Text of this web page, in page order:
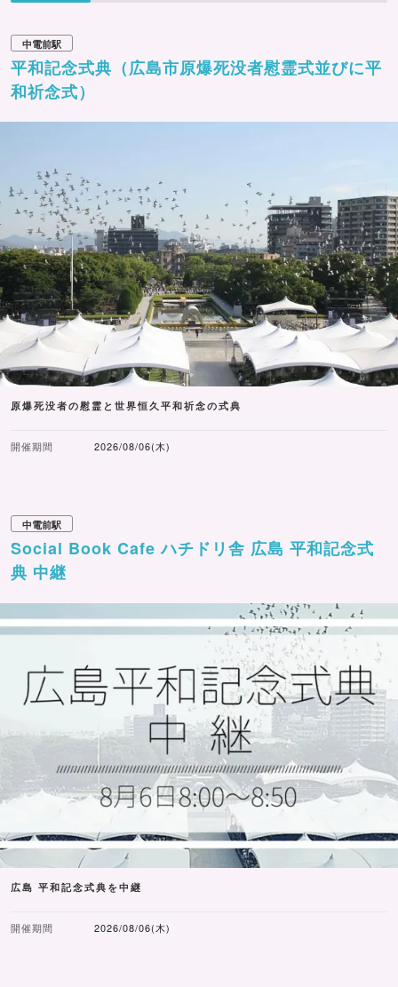
中電前駅
平和記念式典（広島市原爆死没者慰霊式並びに平
和祈念式）
原爆死没者の慰霊と世界恒久平和祈念の式典
開催期間 2026/08/06(木)
中電前駅
Social Book Cafe ハチドリ舎 広島 平和記念式
典 中継
広島 平和記念式典を中継
開催期間 2026/08/06(木)